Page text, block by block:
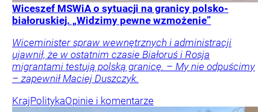
Wiceszef MSWiA o sytuacji na granicy polsko-
białoruskiej. „Widzimy pewne wzmożenie”
Wiceminister spraw wewnętrznych i administracji
ujawnił, że w ostatnim czasie Białoruś i Rosja
migrantami testują polską granicę. – My nie odpuścimy
– zapewnił Maciej Duszczyk.
KrajPolitykaOpinie i komentarze